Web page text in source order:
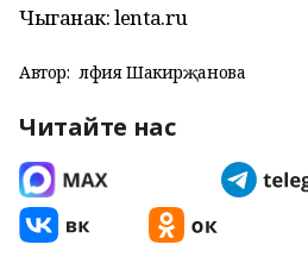
Чыганак: lenta.ru
Автор: Әлфия Шакирҗанова
Читайте нас